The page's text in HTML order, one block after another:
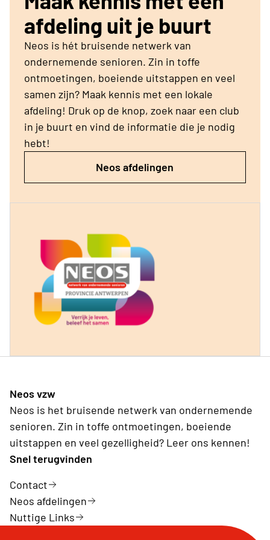
het provinciaal bestuur.
afdeling uit je buurt
Neos is hét bruisende netwerk van
ondernemende senioren. Zin in toffe
ontmoetingen, boeiende uitstappen en veel
samen zijn? Maak kennis met een lokale
afdeling! Druk op de knop, zoek naar een club
in je buurt en vind de informatie die je nodig
hebt!
Neos afdelingen
Neos vzw
Neos is het bruisende netwerk van ondernemende
senioren. Zin in toffe ontmoetingen, boeiende
uitstappen en veel gezelligheid? Leer ons kennen!
Snel terugvinden
Contact
Neos afdelingen
Nuttige Links